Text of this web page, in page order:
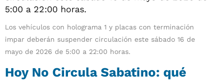
Los vehículos con holograma 1 y placas con terminación
impar deberán suspender circulación este sábado 16 de
mayo de 2026 de 5:00 a 22:00 horas.
Hoy No Circula Sabatino: qué